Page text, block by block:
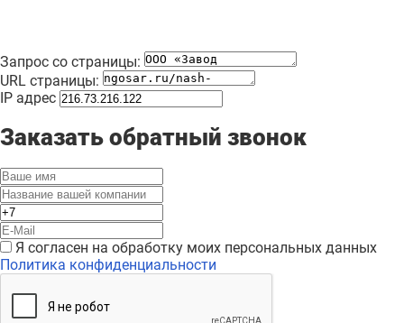
Запрос со страницы:
URL страницы:
IP адрес
Заказать обратный звонок
Я согласен на обработку моих персональных данных
Политика конфиденциальности